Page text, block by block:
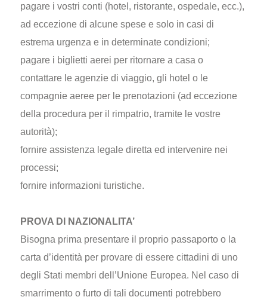
pagare i vostri conti (hotel, ristorante, ospedale, ecc.),
ad eccezione di alcune spese e solo in casi di
estrema urgenza e in determinate condizioni;
pagare i biglietti aerei per ritornare a casa o
contattare le agenzie di viaggio, gli hotel o le
compagnie aeree per le prenotazioni (ad eccezione
della procedura per il rimpatrio, tramite le vostre
autorità);
fornire assistenza legale diretta ed intervenire nei
processi;
fornire informazioni turistiche.
PROVA DI NAZIONALITA’
Bisogna prima presentare il proprio passaporto o la
carta d’identità per provare di essere cittadini di uno
degli Stati membri dell’Unione Europea. Nel caso di
smarrimento o furto di tali documenti potrebbero